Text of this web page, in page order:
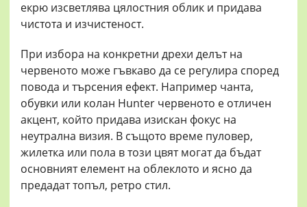
екрю изсветлява цялостния облик и придава
чистота и изчистеност.
При избора на конкретни дрехи делът на
червеното може гъвкаво да се регулира според
повода и търсения ефект. Например чанта,
обувки или колан Hunter червеното е отличен
акцент, който придава изискан фокус на
неутрална визия. В същото време пуловер,
жилетка или пола в този цвят могат да бъдат
основният елемент на облеклото и ясно да
предадат топъл, ретро стил.